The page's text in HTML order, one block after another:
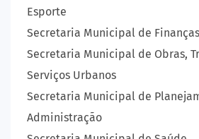
Esporte
Secretaria Municipal de Finanças
Secretaria Municipal de Obras,
Serviços Urbanos
Secretaria Municipal de
Administração